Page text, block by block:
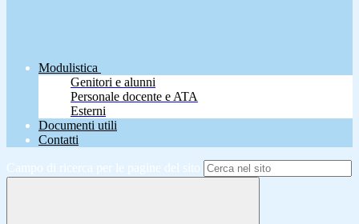
Modulistica
Genitori e alunni
Personale docente e ATA
Esterni
Documenti utili
Contatti
Campo di ricerca per le pagine del sito